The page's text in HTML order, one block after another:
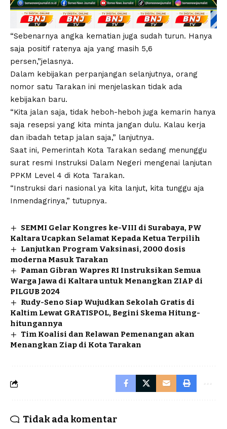
“Sebenarnya angka kematian juga sudah turun. Hanya
saja positif ratenya aja yang masih 5,6
persen,”jelasnya.
Dalam kebijakan perpanjangan selanjutnya, orang
nomor satu Tarakan ini menjelaskan tidak ada
kebijakan baru.
“Kita jalan saja, tidak heboh-heboh juga kemarin hanya
saja resepsi yang kita minta jangan dulu. Kalau kerja
dan ibadah tetap jalan saja,” lanjutnya.
Saat ini, Pemerintah Kota Tarakan sedang menunggu
surat resmi Instruksi Dalam Negeri mengenai lanjutan
PPKM Level 4 di Kota Tarakan.
“Instruksi dari nasional ya kita lanjut, kita tunggu aja
Inmendagrinya,” tutupnya.
SEMMI Gelar Kongres ke-VIII di Surabaya, PW
Kaltara Ucapkan Selamat Kepada Ketua Terpilih
Lanjutkan Program Vaksinasi, 2000 dosis
moderna Masuk Tarakan
Paman Gibran Wapres RI Instruksikan Semua
Warga Jawa di Kaltara untuk Menangkan ZIAP di
PILGUB 2024
Rudy-Seno Siap Wujudkan Sekolah Gratis di
Kaltim Lewat GRATISPOL, Begini Skema Hitung-
hitungannya
Tim Koalisi dan Relawan Pemenangan akan
Menangkan Ziap di Kota Tarakan
Tidak ada komentar